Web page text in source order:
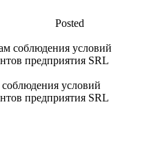
Posted
условий
предприятия SRL